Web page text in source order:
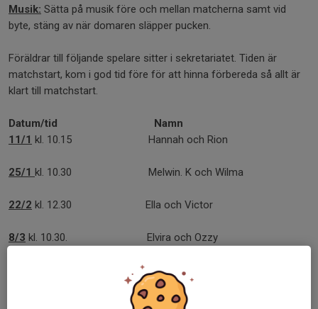
Musik: Sätta på musik före och mellan matcherna samt vid
byte, stäng av när domaren släpper pucken.
Föräldrar till följande spelare sitter i sekretariatet. Tiden är
matchstart, kom i god tid före för att hinna förbereda så allt är
klart till matchstart.
Datum/tid Namn
11/1 kl. 10.15 Hannah och Rion
25/1 kl. 10.30 Melwin. K och Wilma
22/2 kl. 12.30 Ella och Victor
8/3 kl. 10.30. Elvira och Ozzy